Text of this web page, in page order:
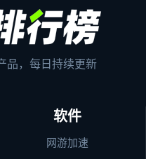
品，每日持续更新
软件
网游加速